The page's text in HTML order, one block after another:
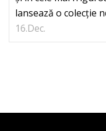
16.Dec.
lansează o colecție